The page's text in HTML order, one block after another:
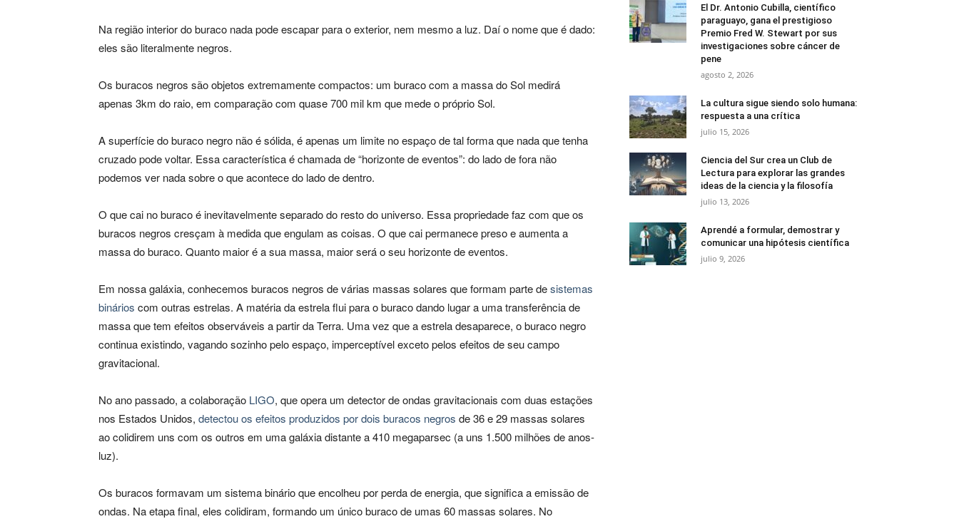
Na região interior do buraco nada pode escapar para o exterior, nem mesmo a luz. Daí o nome que é dado:
eles são literalmente negros.
Os buracos negros são objetos extremamente compactos: um buraco com a massa do Sol medirá
apenas 3km do raio, em comparação com quase 700 mil km que mede o próprio Sol.
A superfície do buraco negro não é sólida, é apenas um limite no espaço de tal forma que nada que tenha
cruzado pode voltar. Essa característica é chamada de “horizonte de eventos”: do lado de fora não
podemos ver nada sobre o que acontece do lado de dentro.
O que cai no buraco é inevitavelmente separado do resto do universo. Essa propriedade faz com que os
buracos negros cresçam à medida que engulam as coisas. O que cai permanece preso e aumenta a
massa do buraco. Quanto maior é a sua massa, maior será o seu horizonte de eventos.
Em nossa galáxia, conhecemos buracos negros de várias massas solares que formam parte desistemas
binários com outras estrelas. A matéria da estrela flui para o buraco dando lugar a uma transferência de
massa que tem efeitos observáveis a partir da Terra. Uma vez que a estrela desaparece, o buraco negro
continua existindo, vagando sozinho pelo espaço, imperceptível exceto pelos efeitos de seu campo
gravitacional.
No ano passado, a colaboração LIGO, que opera um detector de ondas gravitacionais com duas estações
nos Estados Unidos, detectou os efeitos produzidos por dois buracos negros de 36 e 29 massas solares
ao colidirem uns com os outros em uma galáxia distante a 410 megaparsec (a uns 1.500 milhões de anos-
luz).
Os buracos formavam um sistema binário que encolheu por perda de energia, que significa a emissão de
ondas. Na etapa final, eles colidiram, formando um único buraco de umas 60 massas solares. No
El Dr. Antonio Cubilla, científico
paraguayo, gana el prestigioso
Premio Fred W. Stewart por sus
investigaciones sobre cáncer de
pene
agosto 2, 2026
La cultura sigue siendo solo humana:
respuesta a una crítica
julio 15, 2026
Ciencia del Sur crea un Club de
Lectura para explorar las grandes
ideas de la ciencia y la filosofía
julio 13, 2026
Aprendé a formular, demostrar y
comunicar una hipótesis científica
julio 9, 2026